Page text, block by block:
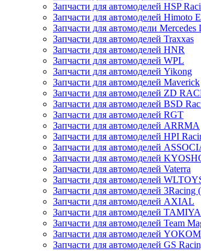
Запчасти для автомоделей HSP
Запчасти для автомоделей Himoto
Запчасти для автомодели Mercedes
Запчасти для автомоделей Traxxas
Запчасти для автомоделей HNR
Запчасти для автомоделей WPL
Запчасти для автомоделей Yikong
Запчасти для автомоделей Maverick
Запчасти для автомоделей ZD
Запчасти для автомоделей BSD
Запчасти для автомоделей RGT
Запчасти для автомоделей ARRMA
Запчасти для автомоделей HPI
Запчасти для автомоделей
Запчасти для автомоделей
Запчасти для автомоделей Vaterra
Запчасти для автомоделей
Запчасти для автомоделей 3Racing
Запчасти для автомоделей AXIAL
Запчасти для автомоделей TAMIYA
Запчасти для автомоделей Team
Запчасти для автомоделей
Запчасти для автомоделей GS